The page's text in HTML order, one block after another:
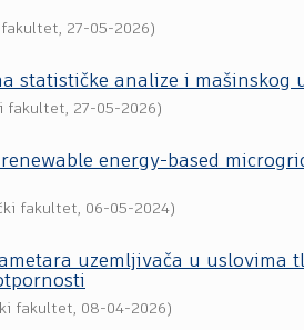
fakultet, 27-05-2026)
statističke analize i mašinskog
fakultet, 27-05-2026)
energy-based
fakultet, 06-05-2024)
uzemljivača u uslovima
fakultet, 08-04-2026)